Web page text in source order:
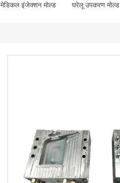
मेडिकल इंजेक्शन मोल्ड घरेलू उपकरण मोल्ड